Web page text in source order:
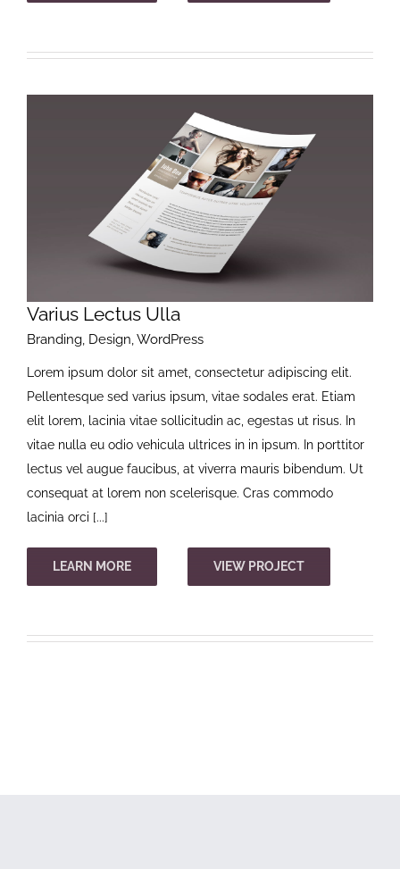
Varius Lectus Ulla
Branding, Design,WordPress
Lorem ipsum dolor sit amet, consectetur adipiscing elit.
Pellentesque sed varius ipsum, vitae sodales erat. Etiam
elit lorem, lacinia vitae sollicitudin ac, egestas ut risus. In
vitae nulla eu odio vehicula ultrices in in ipsum. In porttitor
lectus vel augue faucibus, at viverra mauris bibendum. Ut
consequat at lorem non scelerisque. Cras commodo
lacinia orci [...]
LEARN MORE VIEW PROJECT